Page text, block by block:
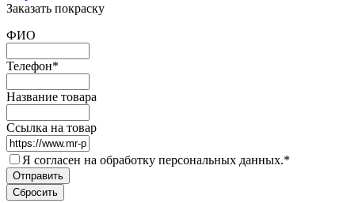
Заказать покраску
ФИО
Телефон*
Название товара
Ссылка на товар
Я согласен на обработку персональных данных.*